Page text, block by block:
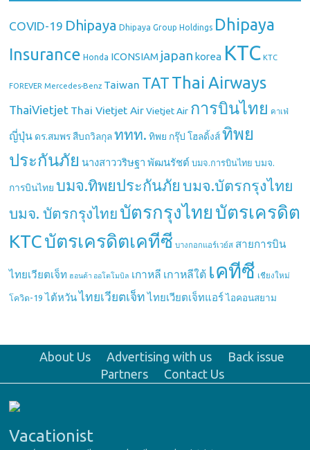
COVID-19 Dhipaya Dhipaya Group Holdings Dhipaya
Insurance Honda ICONSIAM japan korea KTC KTC
FOREVER Mercedes-Benz Taiwan TAT Thai Airways
ThaiVietjet Thai Vietjet Air Vietjet Air การบินไทย คาเฟ่
ญี่ปุ่น ดร.สมพร สืบถวิลกุล ททท. ทิพย กรุ๊ป โฮลดิ้งส์ ทิพย
ประกันภัย นางสาววริษฐา พัฒนรัชต์ บมจ.การบินไทย บมจ.
การบินไทย บมจ.ทิพยประกันภัย บมจ.บัตรกรุงไทย
บมจ. บัตรกรุงไทย บัตรกรุงไทย บัตรเครดิต
KTCบัตรเครดิตเคทีซี บางกอกแอร์เวย์ส สายการบิน
ไทยเวียตเจ็ท ฮอนด้า ออโตโมบิล เกาหลี เกาหลีใต้ เคทีซี เชียงใหม่
โควิด-19 ไต้หวัน ไทยเวียตเจ็ท ไทยเวียตเจ็ทแอร์ ไอคอนสยาม
About Us Advertising with us
Back issue
Partners
Contact Us
Vacationist